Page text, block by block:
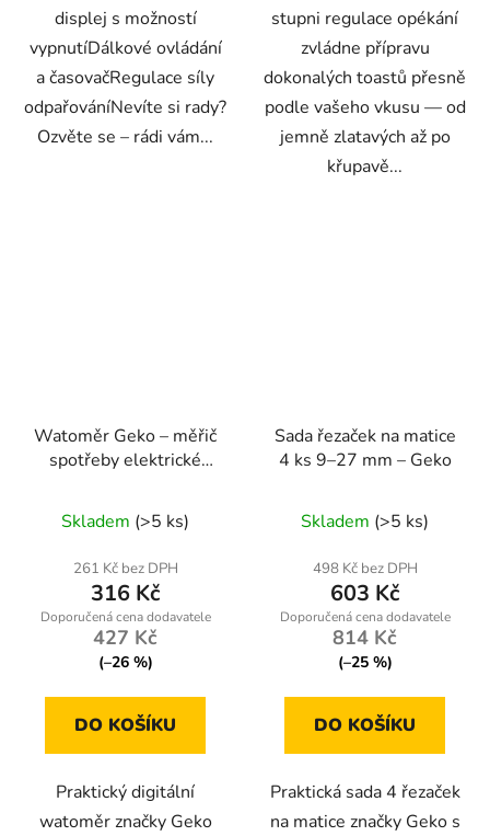
displej s možností
vypnutíDálkové ovládání
a časovačRegulace síly
odpařováníNevíte si rady?
Ozvěte se – rádi vám...
stupni regulace opékání
zvládne přípravu
dokonalých toastů přesně
podle vašeho vkusu — od
jemně zlatavých až po
křupavě...
Watoměr Geko – měřič
spotřeby elektrické
Skladem (>5 ks)
261 Kč bez DPH
316 Kč
427 Kč
(–26 %)
DO KOŠÍKU
Praktický digitální
watoměr značky Geko
Sada řezaček na matice
4 ks 9–27 mm – Geko
Skladem (>5 ks)
498 Kč bez DPH
603 Kč
814 Kč
(–25 %)
DO KOŠÍKU
Praktická sada 4 řezaček
na matice značky Geko s